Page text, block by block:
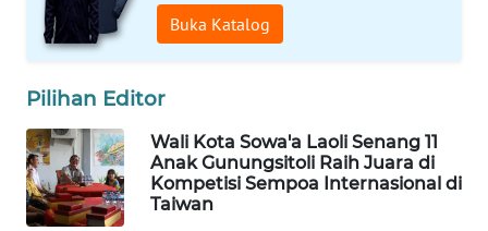
Buka Katalog
Pilihan Editor
Wali Kota Sowa'a Laoli Senang 11
Anak Gunungsitoli Raih Juara di
Kompetisi Sempoa Internasional di
Taiwan
ID
NET
PLN
WATCH